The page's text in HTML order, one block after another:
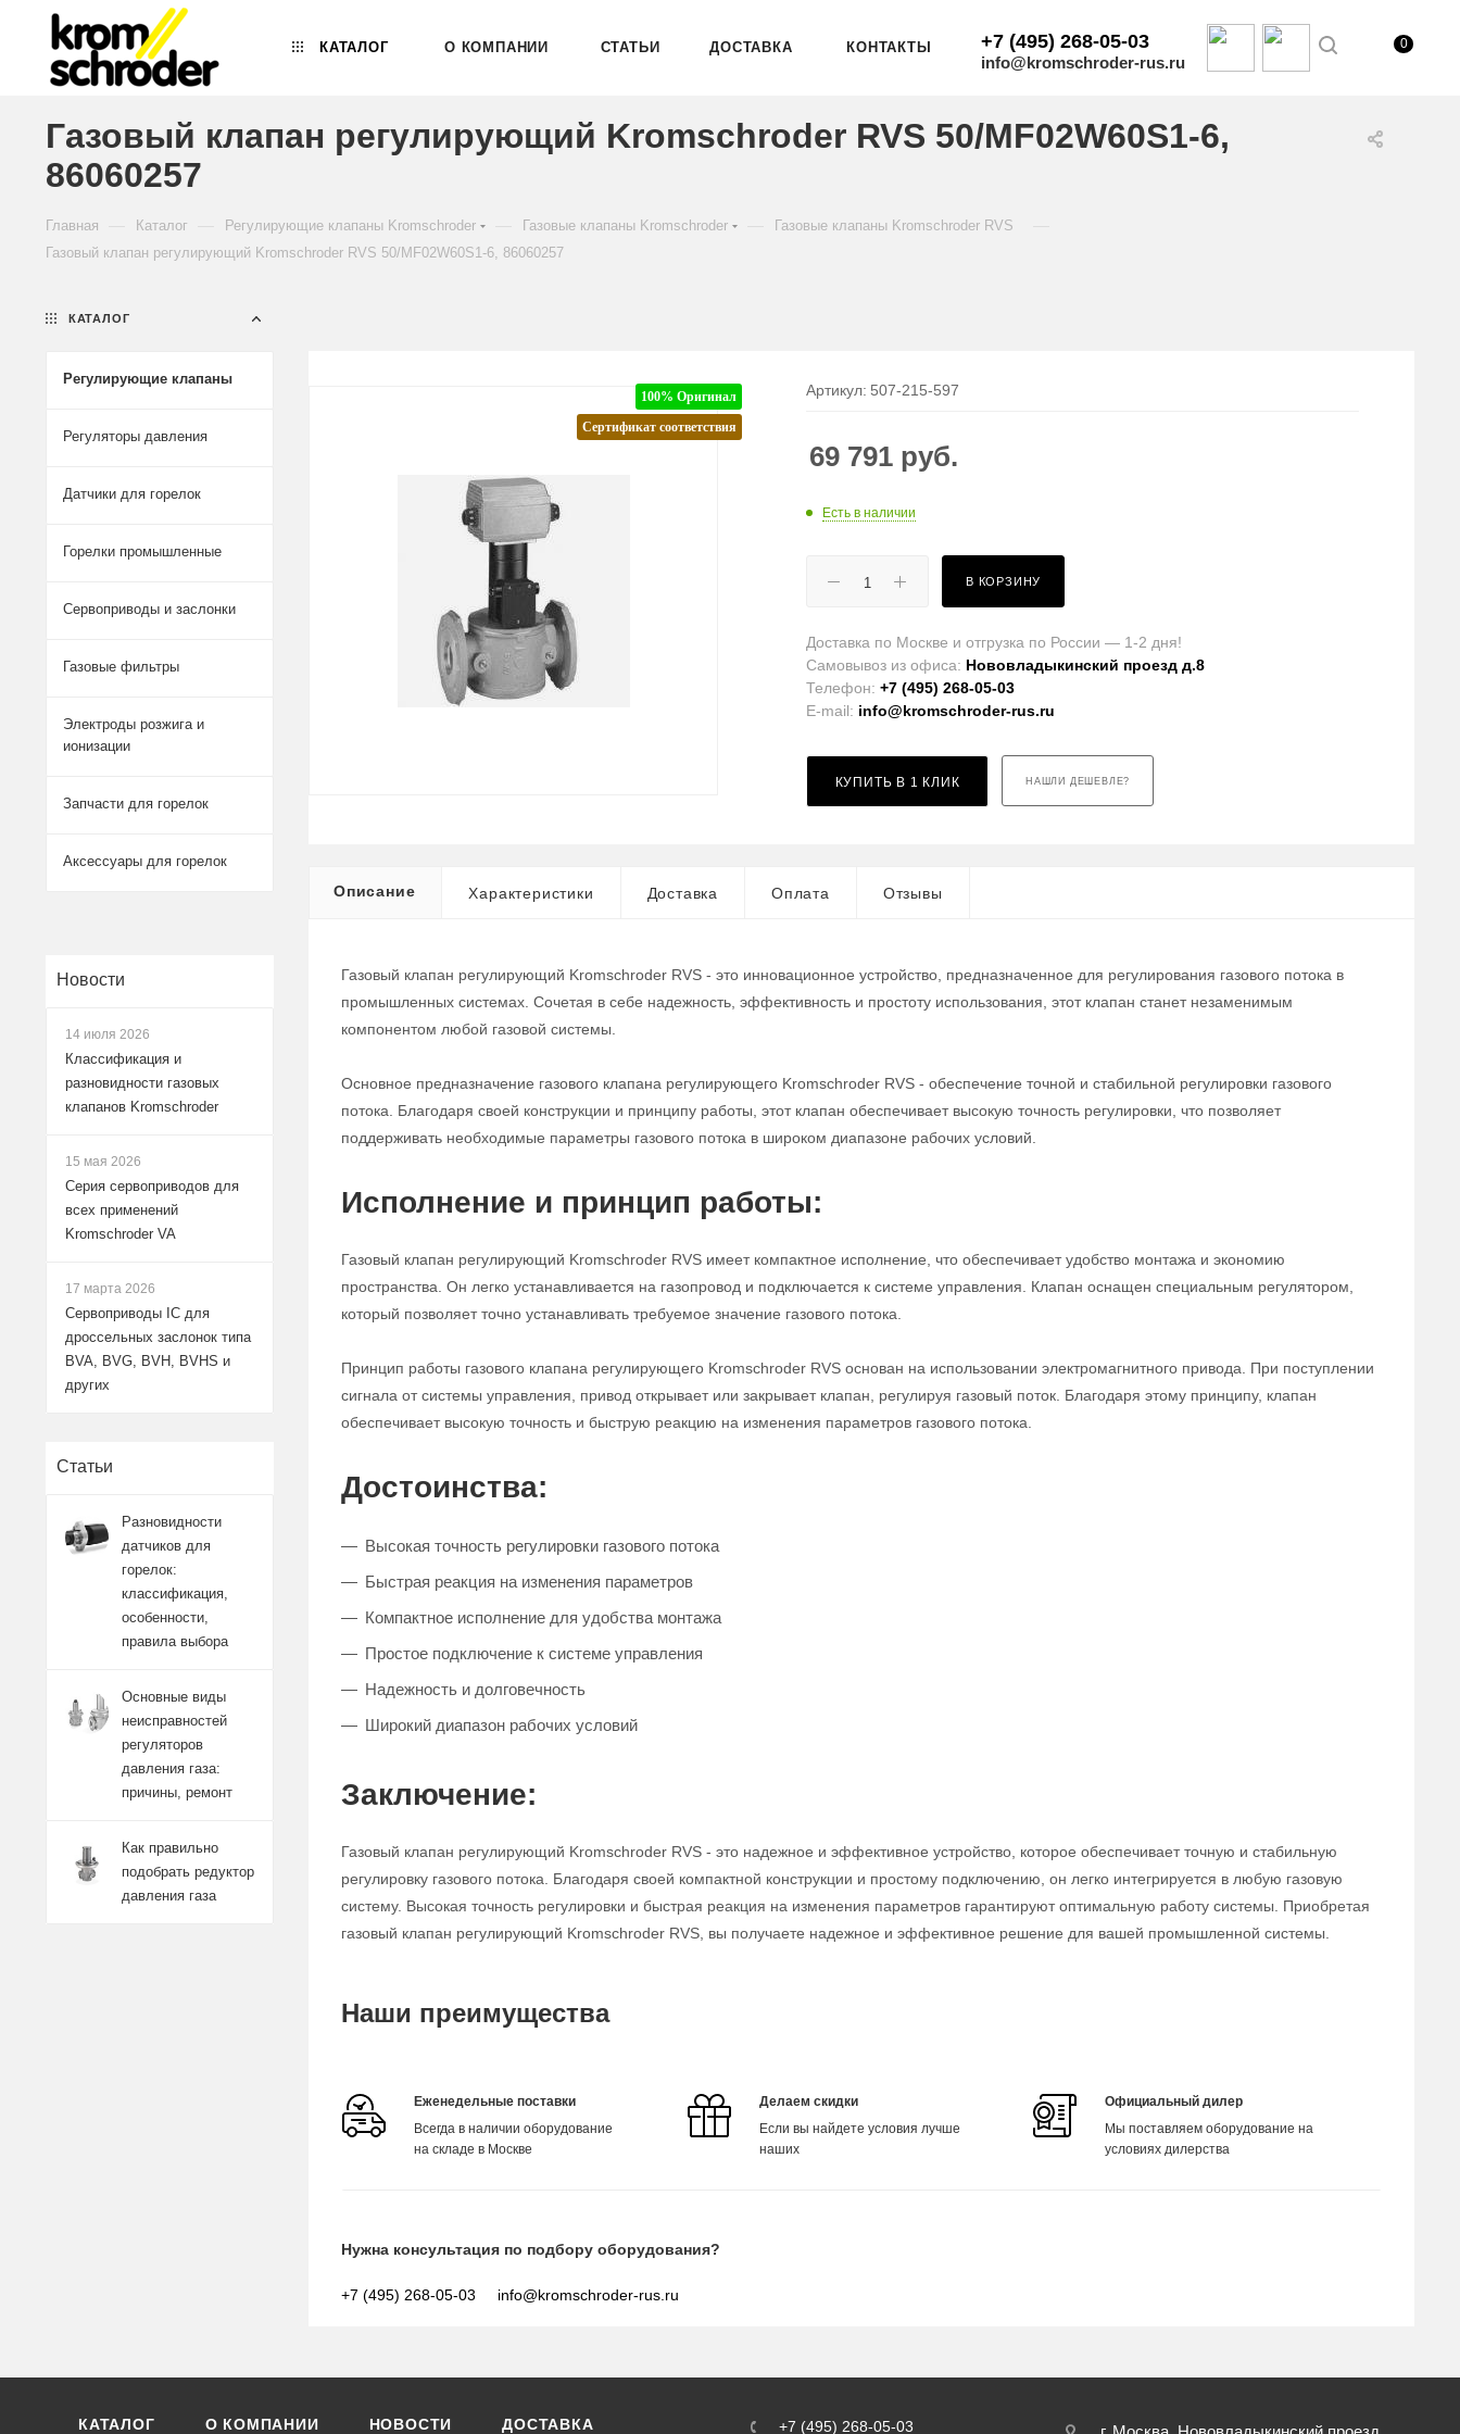
КАТАЛОГ О КОМПАНИИ СТАТЬИ ДОСТАВКА КОНТАКТЫ +7 (495) 268-05-03
info@kromschroder-rus.ru
0
Газовый клапан регулирующий Kromschroder RVS 50/MF02W60S1-6,
86060257
Главная Каталог Регулирующие клапаны Kromschroder Газовые клапаны Kromschroder Газовые клапаны Kromschroder RVS
Газовый клапан регулирующий Kromschroder RVS 50/MF02W60S1-6, 86060257
100% Оригинал
Сертификат соответствия
Артикул: 507-215-597
69 791 руб.
Есть в наличии
В КОРЗИНУ
Доставка по Москве и отгрузка по России — 1-2 дня!
Самовывоз из офиса: Нововладыкинский проезд д.8
Телефон:+7 (495) 268-05-03
E-mail: info@kromschroder-rus.ru
КУПИТЬ В 1 КЛИК НАШЛИ ДЕШЕВЛЕ?
Описание Характеристики Доставка Оплата Отзывы
Газовый клапан регулирующий Kromschroder RVS - это инновационное устройство, предназначенное для регулирования газового потока в
промышленных системах. Сочетая в себе надежность, эффективность и простоту использования, этот клапан станет незаменимым
компонентом любой газовой системы.
Основное предназначение газового клапана регулирующего Kromschroder RVS - обеспечение точной и стабильной регулировки газового
потока. Благодаря своей конструкции и принципу работы, этот клапан обеспечивает высокую точность регулировки, что позволяет
поддерживать необходимые параметры газового потока в широком диапазоне рабочих условий.
Исполнение и принцип работы:
Газовый клапан регулирующий Kromschroder RVS имеет компактное исполнение, что обеспечивает удобство монтажа и экономию
пространства. Он легко устанавливается на газопровод и подключается к системе управления. Клапан оснащен специальным регулятором,
который позволяет точно устанавливать требуемое значение газового потока.
Принцип работы газового клапана регулирующего Kromschroder RVS основан на использовании электромагнитного привода. При поступлении
сигнала от системы управления, привод открывает или закрывает клапан, регулируя газовый поток. Благодаря этому принципу, клапан
обеспечивает высокую точность и быструю реакцию на изменения параметров газового потока.
Достоинства:
Высокая точность регулировки газового потока
Быстрая реакция на изменения параметров
Компактное исполнение для удобства монтажа
Простое подключение к системе управления
Надежность и долговечность
Широкий диапазон рабочих условий
Заключение:
Газовый клапан регулирующий Kromschroder RVS - это надежное и эффективное устройство, которое обеспечивает точную и стабильную
регулировку газового потока. Благодаря своей компактной конструкции и простому подключению, он легко интегрируется в любую газовую
систему. Высокая точность регулировки и быстрая реакция на изменения параметров гарантируют оптимальную работу системы. Приобретая
газовый клапан регулирующий Kromschroder RVS, вы получаете надежное и эффективное решение для вашей промышленной системы.
Наши преимущества
Еженедельные поставки
Всегда в наличии оборудование
на складе в Москве
Делаем скидки
Если вы найдете условия лучше
наших
Официальный дилер
Мы поставляем оборудование на
условиях дилерства
Нужна консультация по подбору оборудования?
+7 (495) 268-05-03 info@kromschroder-rus.ru
КАТАЛОГ
Регулирующие клапаны
Регуляторы давления
Датчики для горелок
Горелки промышленные
Сервоприводы и заслонки
Газовые фильтры
Электроды розжига и
ионизации
Запчасти для горелок
Аксессуары для горелок
Новости
14 июля 2026
Классификация и
разновидности газовых
клапанов Kromschroder
15 мая 2026
Серия сервоприводов для
всех применений
Kromschroder VA
17 марта 2026
Сервоприводы IC для
дроссельных заслонок типа
BVA, BVG, BVH, BVHS и
других
Статьи
Разновидности
датчиков для
горелок:
классификация,
особенности,
правила выбора
Основные виды
неисправностей
регуляторов
давления газа:
причины, ремонт
Как правильно
подобрать редуктор
давления газа
КАТАЛОГ О КОМПАНИИ НОВОСТИ ДОСТАВКА +7 (495) 268-05-03